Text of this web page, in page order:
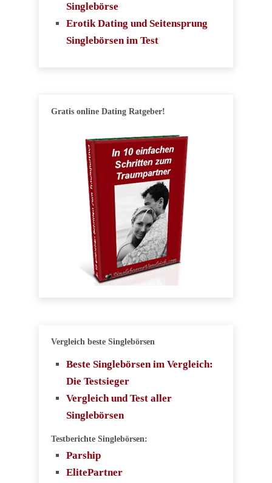
Singlebörse
Erotik Dating und Seitensprung
Singlebörsen im Test
Gratis online Dating Ratgeber!
Vergleich beste Singlebörsen
Beste Singlebörsen im Vergleich:
Die Testsieger
Vergleich und Test aller
Singlebörsen
Testberichte Singlebörsen:
Parship
ElitePartner